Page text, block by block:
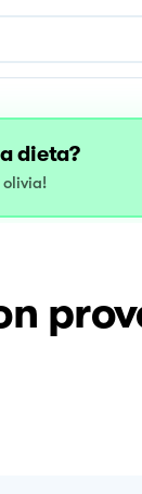
dieta?